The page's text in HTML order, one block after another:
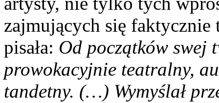
zajmujących się
pisała: Od początków swej
prowokacyjnie teatralny,
tandetny. (…) Wymyślał